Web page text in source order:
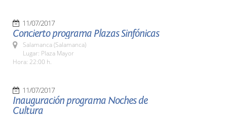
11/07/2017
Concierto programa Plazas Sinfónicas
Salamanca (Salamanca)
Lugar: Plaza Mayor
Hora: 22:00 h.
11/07/2017
Inauguración programa Noches de
Cultura